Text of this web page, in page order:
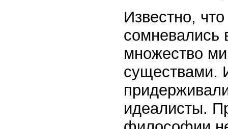
Известно,
сомневались
множество
существами.
идеалисты.